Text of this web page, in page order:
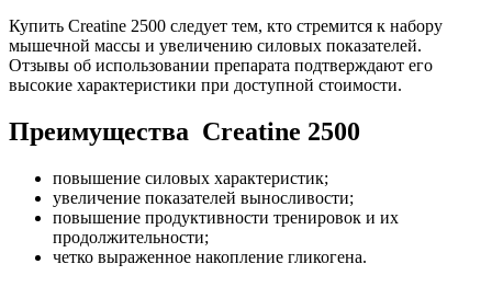
Купить Creatine 2500 следует тем, кто стремится к набору
мышечной массы и увеличению силовых показателей.
Отзывы об использовании препарата подтверждают его
высокие характеристики при доступной стоимости.
Преимущества Creatine 2500
повышение силовых характеристик;
увеличение показателей выносливости;
повышение продуктивности тренировок и их
продолжительности;
четко выраженное накопление гликогена.